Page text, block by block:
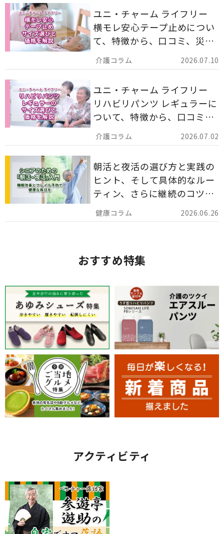
2026.07.10
ユニ・チャーム ライフリー
横モレ安心テープ止めについ
て、特徴から、口コミ、災害
備蓄としての活用法まで分か
りやすく解説します。
2026.07.02
ユニ・チャーム ライフリー
リハビリパンツ レギュラーに
ついて、特徴から、口コミ、
災害備蓄としての活用法まで
分かりやすく解説します。
2026.06.26
朝活と夜活の選び方と実践の
ヒント、そして具体的なルー
ティン、さらに継続のコツま
でを詳しくご紹介します。
おすすめ特集
アクティビティ